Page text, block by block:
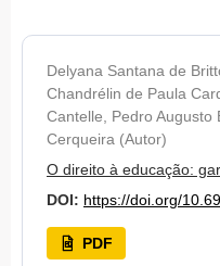
Delyana Santana de
Chandrélin de Paula
Cantelle, Pedro Augusto
Cerqueira (Autor)
O direito à educação:
DOI: https://doi.org/
PDF